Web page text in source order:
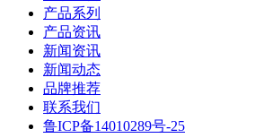
产品系列
产品资讯
新闻资讯
新闻动态
品牌推荐
联系我们
鲁ICP备14010289号-25